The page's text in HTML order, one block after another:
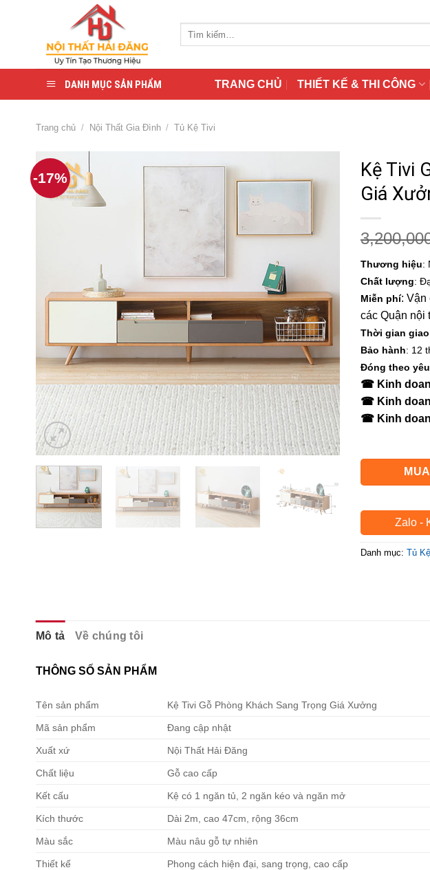
DANH MỤC SẢN PHẨM TRANG CHỦ THIẾT KẾ & THI CÔNG
Trang chủ / Nội Thất Gia Đình / Tủ Kệ Tivi
-17%
Kệ Tivi
Giá
Thương hiệu:
Chất lượng:
Miễn phí: Vận
các Quận nội
Thời gian
Bảo hành: 12
Đóng theo
☎ Kinh
☎ Kinh
☎ Kinh
Zalo -
Danh mục: Tủ
Mô tả Về chúng tôi
THÔNG SỐ SẢN PHẨM
Tên sản phẩm Kệ Tivi Gỗ Phòng Khách Sang Trọng Giá Xưởng
Mã sản phẩm Đang cập nhật
Xuất xứ Nội Thất Hải Đăng
Chất liệu Gỗ cao cấp
Kết cấu Kệ có 1 ngăn tủ, 2 ngăn kéo và ngăn mở
Kích thước Dài 2m, cao 47cm, rộng 36cm
Màu sắc Màu nâu gỗ tự nhiên
Thiết kế Phong cách hiện đại, sang trọng, cao cấp